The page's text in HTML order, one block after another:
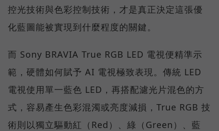
控光技術與色彩控制技術，才是真正決定這張優
化藍圖能被實現到什麼程度的關鍵。
而 Sony BRAVIA True RGB LED 電視便精準示
範，硬體如何賦予 AI 電視極致表現。傳統 LED
電視使用單一藍色 LED，再搭配濾光片混色的方
式，容易產生色彩混濁或亮度減損，True RGB 技
術則以獨立驅動紅（Red）、綠（Green）、藍